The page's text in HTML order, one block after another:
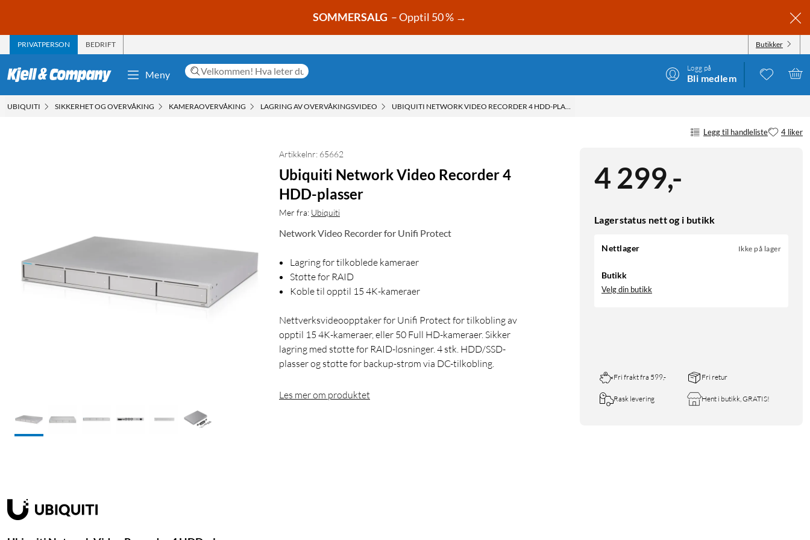
SOMMERSALG – Opptil 50 % →
PRIVATPERSON BEDRIFT Butikker
Meny
Logg på
Bli medlem
UBIQUITI SIKKERHET OG OVERVÅKING KAMERAOVERVÅKING LAGRING AV OVERVÅKINGSVIDEO UBIQUITI NETWORK VIDEO RECORDER 4 HDD-PLASSER
Legg til handleliste 4 liker
4 299,-
Lagerstatus nett og i butikk
Nettlager Ikke på lager
Butikk
Velg din butikk
Fri frakt fra 599,- Fri retur
Rask levering Hent i butikk, GRATIS!
Artikkelnr: 65662
Ubiquiti Network Video Recorder 4
HDD-plasser
Mer fra: Ubiquiti
Network Video Recorder for Unifi Protect
Lagring for tilkoblede kameraer
Støtte for RAID
Koble til opptil 15 4K-kameraer
Nettverksvideoopptaker for Unifi Protect for tilkobling av
opptil 15 4K-kameraer, eller 50 Full HD-kameraer. Sikker
lagring med støtte for RAID-løsninger. 4 stk. HDD/SSD-
plasser og støtte for backup-strøm via DC-tilkobling.
Les mer om produktet